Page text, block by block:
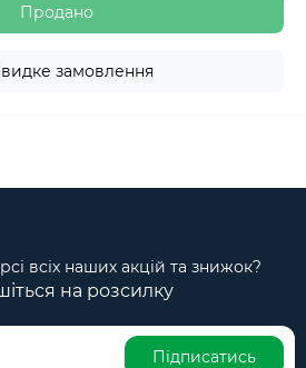
Продано
замовлення
всіх наших акцій та знижок?
на розсилку
Підписатись